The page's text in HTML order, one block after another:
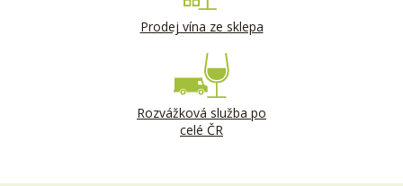
Prodej vína ze sklepa
Rozvážková služba po
celé ČR